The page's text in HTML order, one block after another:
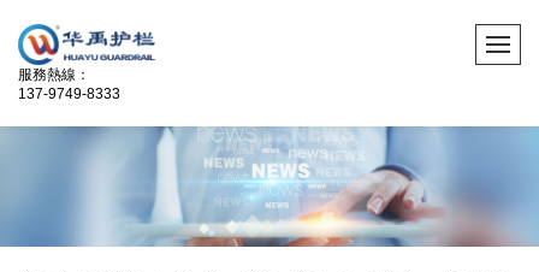
服務熱線：
137-9749-8333